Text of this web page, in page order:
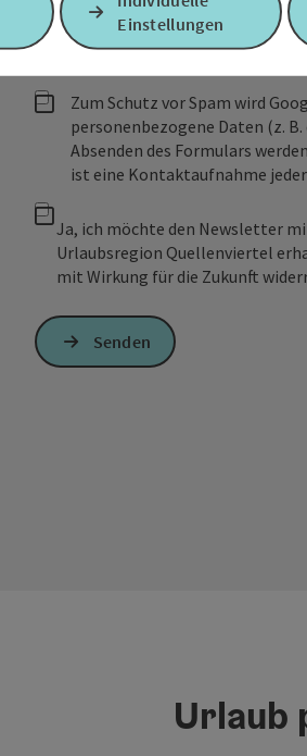
Zum Schutz vor Spam wird
personenbezogene Daten (z.
Absenden des Formulars
ist eine Kontaktaufnahme
Ja, ich möchte den Newsletter
Urlaubsregion Quellenviertel
mit Wirkung für die Zukunft
Senden
Urlaub
Einstellungen